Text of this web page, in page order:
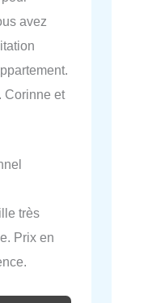
avez
Corinne et
très
Prix en